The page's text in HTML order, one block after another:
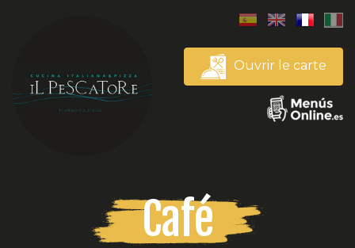
Ouvrir le carte
Café